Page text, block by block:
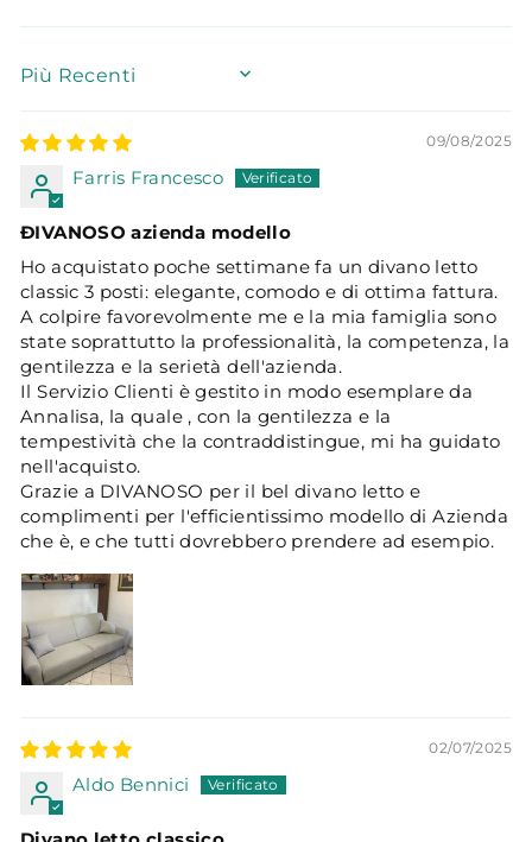
SORT BY
09/08/2025
Farris Francesco
ÐIVANOSO azienda modello
Ho acquistato poche settimane fa un divano letto
classic 3 posti: elegante, comodo e di ottima fattura.
A colpire favorevolmente me e la mia famiglia sono
state soprattutto la professionalità, la competenza, la
gentilezza e la serietà dell'azienda.
Il Servizio Clienti è gestito in modo esemplare da
Annalisa, la quale , con la gentilezza e la
tempestività che la contraddistingue, mi ha guidato
nell'acquisto.
Grazie a DIVANOSO per il bel divano letto e
complimenti per l'efficientissimo modello di Azienda
che è, e che tutti dovrebbero prendere ad esempio.
02/07/2025
Aldo Bennici